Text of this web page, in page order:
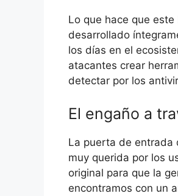
Lo que hace que
desarrollado
los días en el
atacantes crear
detectar por los
El engaño a
La puerta de entrada
muy querida por los
original para que la
encontramos con un